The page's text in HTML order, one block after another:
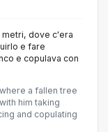
dove c'era
e fare
e copulava con
a fallen tree
him taking
and copulating